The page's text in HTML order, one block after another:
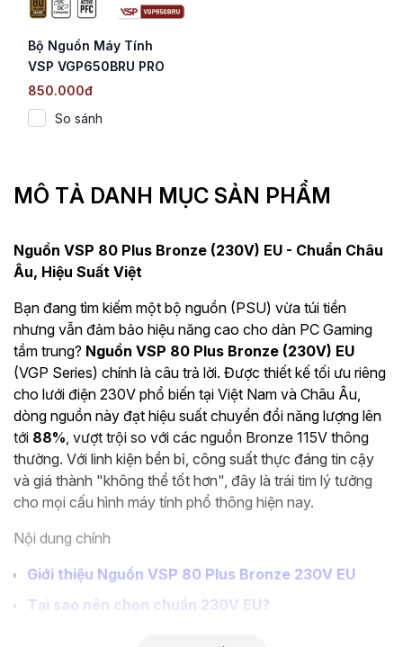
Bộ Nguồn Máy Tính
VSP VGP650BRU PRO
(650W / 80 Plus
Bronze 230V EU / DC to
DC / Tụ Nhật)
850.000đ
So sánh
MÔ TẢ DANH MỤC SẢN PHẨM
Nguồn VSP 80 Plus Bronze (230V) EU - Chuẩn Châu
Âu, Hiệu Suất Việt
Bạn đang tìm kiếm một bộ nguồn (PSU) vừa túi tiền
nhưng vẫn đảm bảo hiệu năng cao cho dàn PC Gaming
tầm trung? Nguồn VSP 80 Plus Bronze (230V) EU
(VGP Series) chính là câu trả lời. Được thiết kế tối ưu riêng
cho lưới điện 230V phổ biến tại Việt Nam và Châu Âu,
dòng nguồn này đạt hiệu suất chuyển đổi năng lượng lên
tới 88% , vượt trội so với các nguồn Bronze 115V thông
thường. Với linh kiện bền bỉ, công suất thực đáng tin cậy
và giá thành "không thể tốt hơn", đây là trái tim lý tưởng
cho mọi cấu hình máy tính phổ thông hiện nay.
Nội dung chính
Giới thiệu Nguồn VSP 80 Plus Bronze 230V EU
Tại sao nên chọn chuẩn 230V EU?